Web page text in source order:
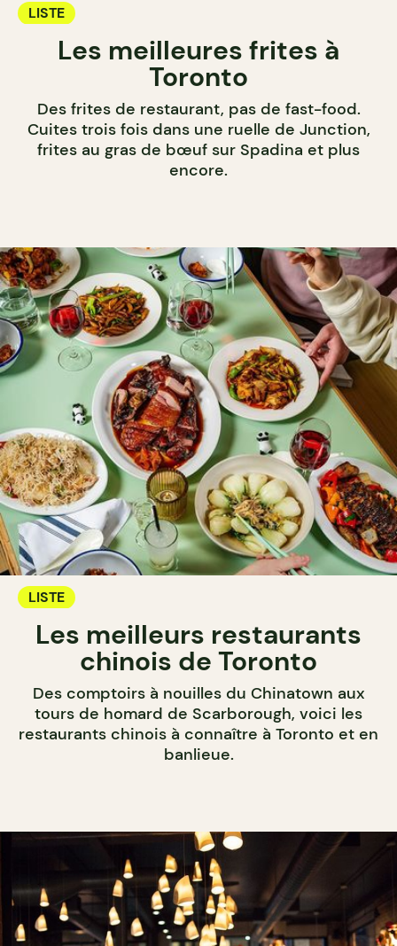
LISTE
Les meilleures frites à
Toronto
Des frites de restaurant, pas de fast-food.
Cuites trois fois dans une ruelle de Junction,
frites au gras de bœuf sur Spadina et plus
encore.
LISTE
Les meilleurs restaurants
chinois de Toronto
Des comptoirs à nouilles du Chinatown aux
tours de homard de Scarborough, voici les
restaurants chinois à connaître à Toronto et en
banlieue.